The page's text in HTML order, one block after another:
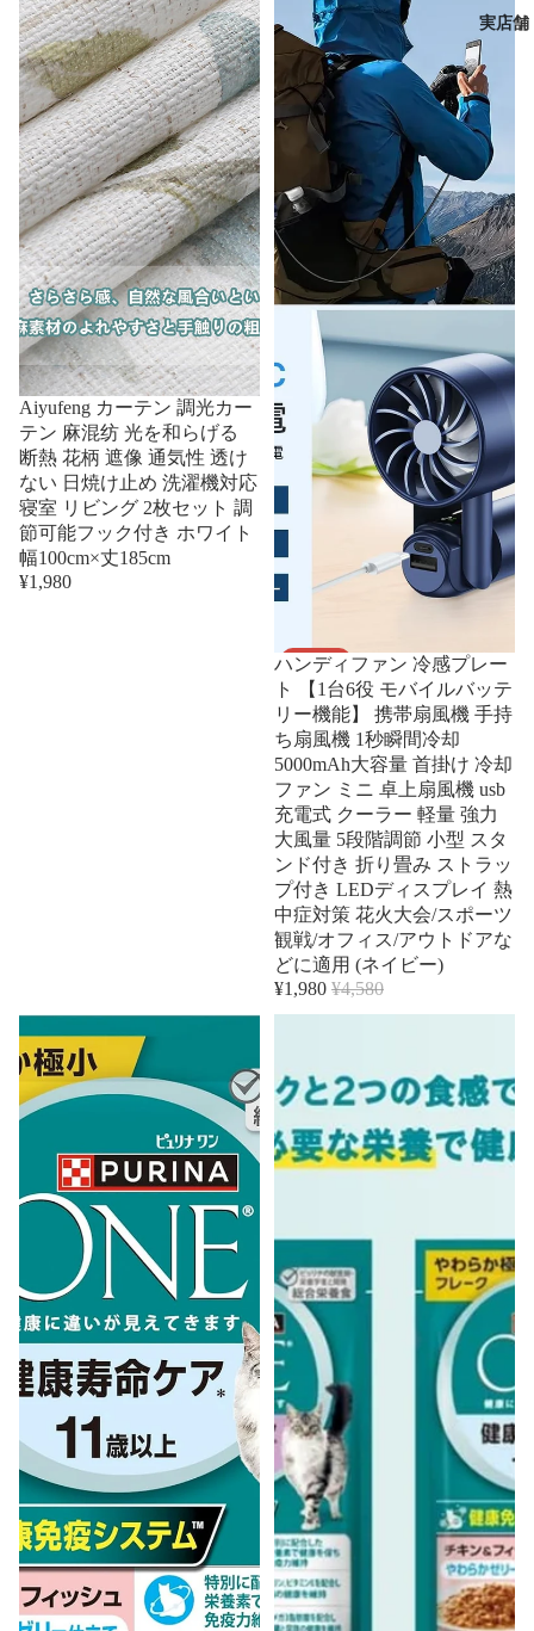
実店舗
Aiyufeng カーテン 調光カー
テン 麻混纺 光を和らげる
断熱 花柄 遮像 通気性 透け
ない 日焼け止め 洗濯機対応
寝室 リビング 2枚セット 調
節可能フック付き ホワイト
幅100cm×丈185cm
¥1,980
ハンディファン 冷感プレー
ト 【1台6役 モバイルバッテ
リー機能】 携帯扇風機 手持
ち扇風機 1秒瞬間冷却
5000mAh大容量 首掛け 冷却
ファン ミニ 卓上扇風機 usb
充電式 クーラー 軽量 強力
大風量 5段階調節 小型 スタ
ンド付き 折り畳み ストラッ
プ付き LEDディスプレイ 熱
中症対策 花火大会/スポーツ
観戦/オフィス/アウトドアな
どに適用 (ネイビー)
¥1,980 ¥4,580